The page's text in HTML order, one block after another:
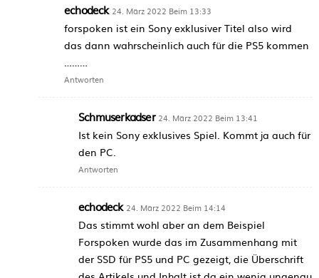
echodeck 24. März 2022 Beim 13:33
forspoken ist ein Sony exklusiver Titel also wird
das dann wahrscheinlich auch für die PS5 kommen
Antworten
Schmuserkadser 24. März 2022 Beim 13:41
Ist kein Sony exklusives Spiel. Kommt ja auch für
den PC.
Antworten
echodeck 24. März 2022 Beim 14:14
Das stimmt wohl aber an dem Beispiel
Forspoken wurde das im Zusammenhang mit
der SSD für PS5 und PC gezeigt, die Überschrift